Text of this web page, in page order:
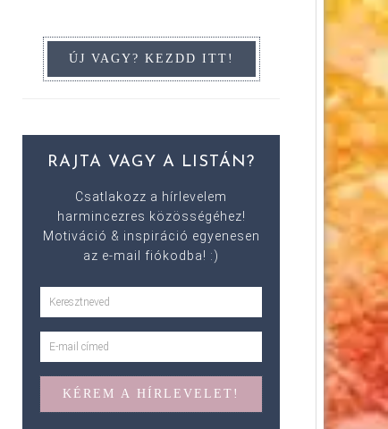
RAJTA VAGY A LISTÁN?
Csatlakozz a hírlevelem
harmincezres közösségéhez!
Motiváció & inspiráció egyenesen
az e-mail fiókodba! :)